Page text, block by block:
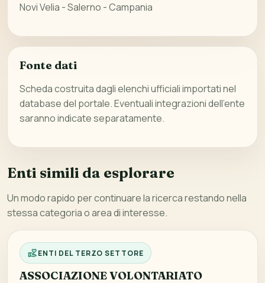
Novi Velia - Salerno - Campania
Fonte dati
Scheda costruita dagli elenchi ufficiali importati nel
database del portale. Eventuali integrazioni dell’ente
saranno indicate separatamente.
Enti simili da esplorare
Un modo rapido per continuare la ricerca restando nella
stessa categoria o area di interesse.
ENTI DEL TERZO SETTORE
ASSOCIAZIONE VOLONTARIATO